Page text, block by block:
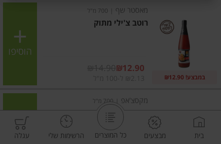
מאסטר שף 700 מ"ל
רוטב צ'ילי מתוק
₪12.90
במבצע! ₪12.90
הוסיפו
מקסצ'אפ 700 מ"ל
רוטב צ'ילי מתוק
בית מבצעים כל המוצרים הרשימות שלי עגלה